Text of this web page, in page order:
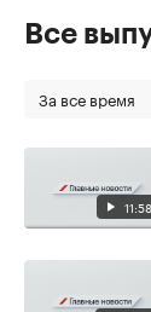
Все
За все время
11:58